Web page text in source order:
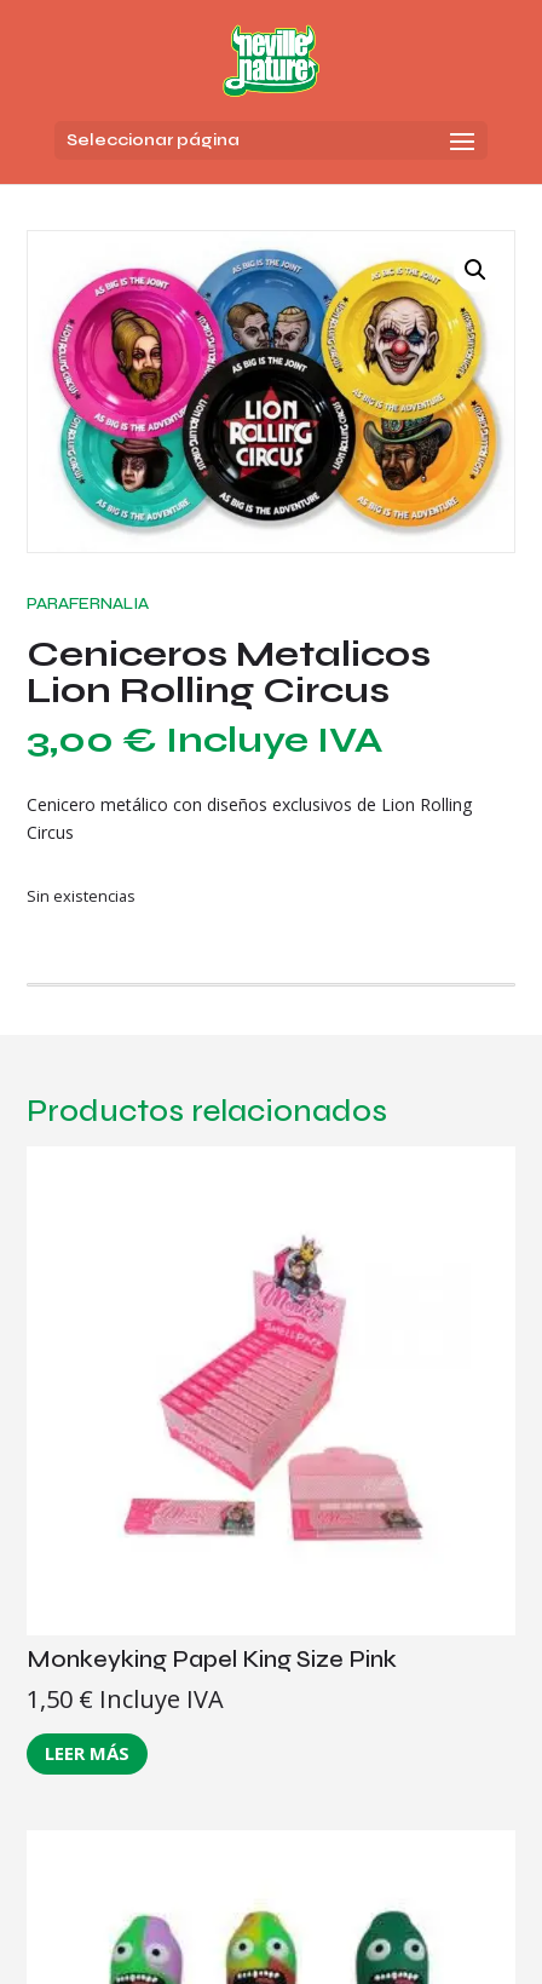
Seleccionar página
PARAFERNALIA
Ceniceros Metalicos
Lion Rolling Circus
3,00 € Incluye IVA
Cenicero metálico con diseños exclusivos de Lion Rolling
Circus
Sin existencias
Productos relacionados
Monkeyking Papel King Size Pink
1,50 € Incluye IVA
LEER MÁS